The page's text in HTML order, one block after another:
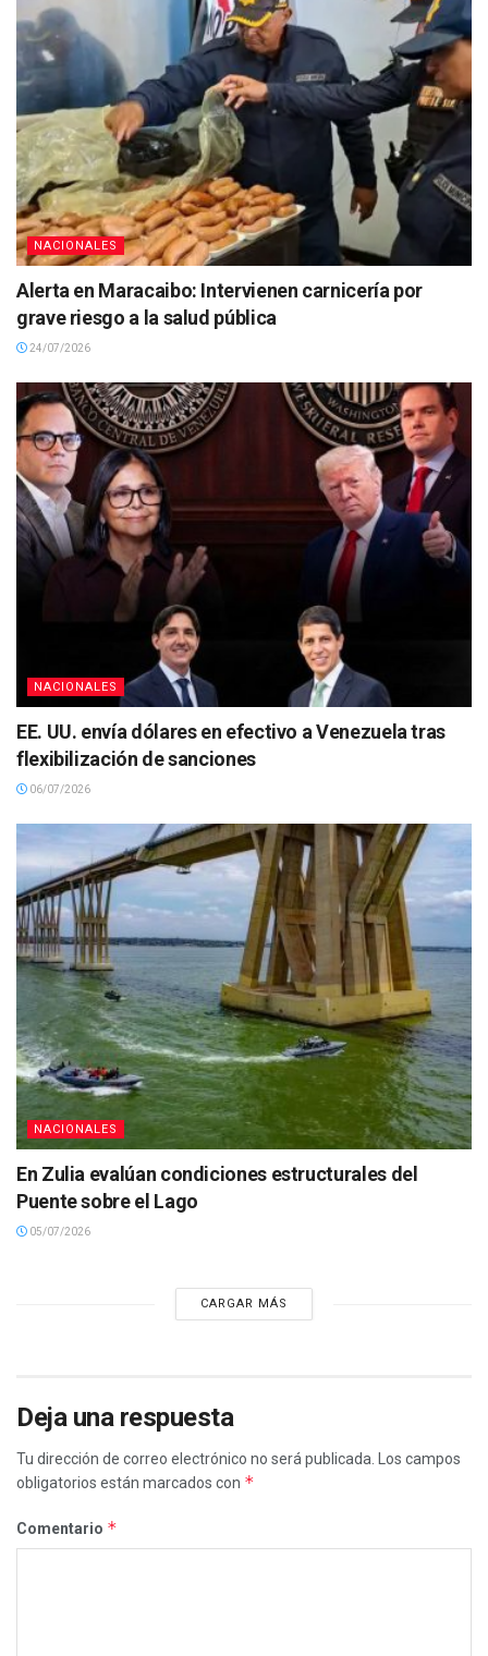
NACIONALES
Alerta en Maracaibo: Intervienen carnicería por
grave riesgo a la salud pública
24/07/2026
NACIONALES
EE. UU. envía dólares en efectivo a Venezuela tras
flexibilización de sanciones
06/07/2026
NACIONALES
En Zulia evalúan condiciones estructurales del
Puente sobre el Lago
05/07/2026
CARGAR MÁS
Deja una respuesta
Tu dirección de correo electrónico no será publicada. Los campos
obligatorios están marcados con *
Comentario *